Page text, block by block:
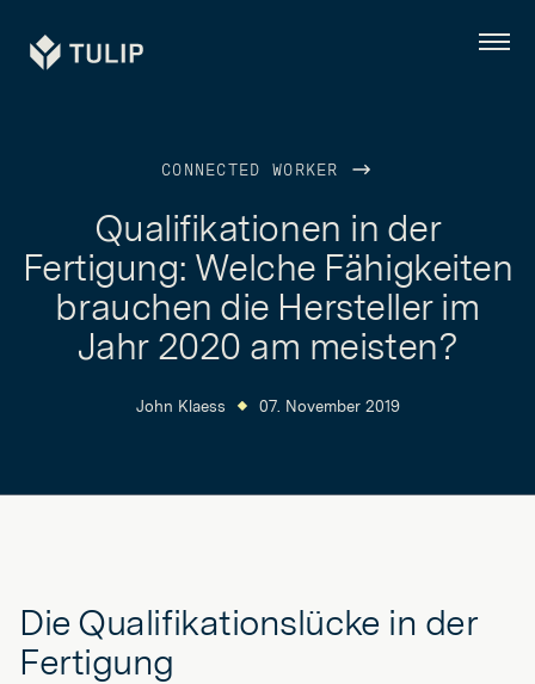
Tulip Menü
CONNECTED WORKER
Qualifikationen in der
Fertigung: Welche Fähigkeiten
brauchen die Hersteller im
Jahr 2020 am meisten?
John Klaess 07. November 2019
Die Qualifikationslücke in der
Fertigung